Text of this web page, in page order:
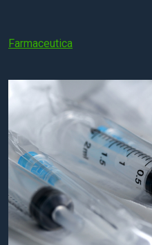
Farmaceutica